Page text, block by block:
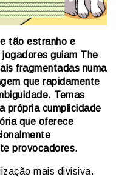
tão estranho e
guiam The
fragmentadas numa
que rapidamente
Temas
própria cumplicidade
que oferece
provocadores.
mais divisiva.